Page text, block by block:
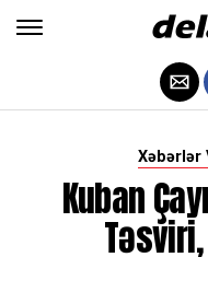
Xəbərlər
Kuban